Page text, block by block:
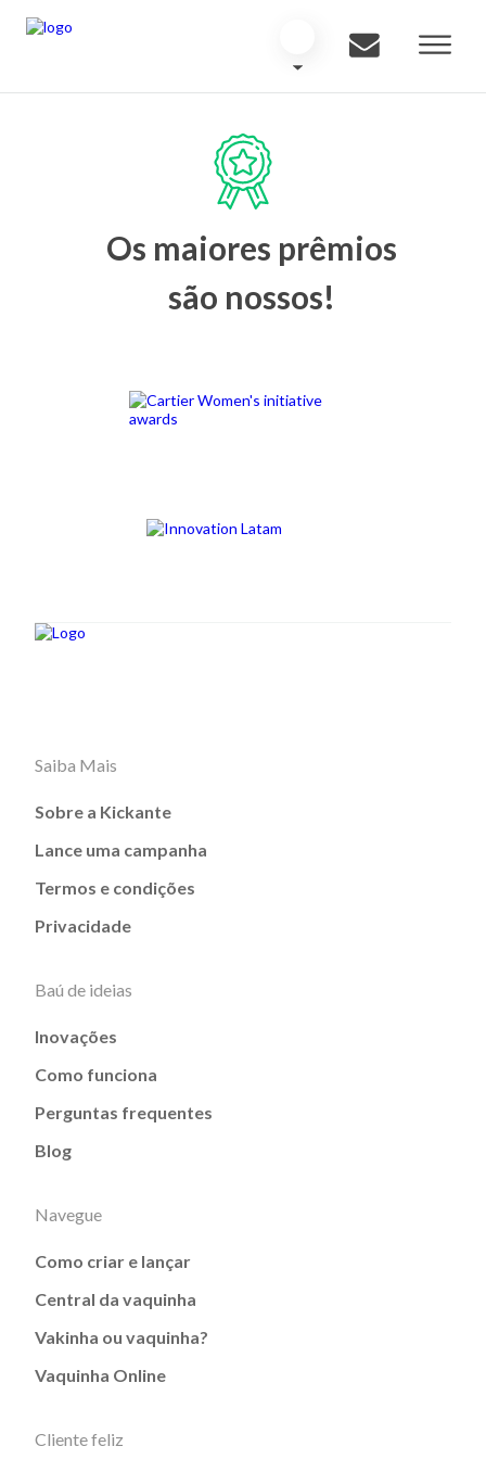
Os maiores prêmios
são nossos!
Saiba Mais
Sobre a Kickante
Lance uma campanha
Termos e condições
Privacidade
Baú de ideias
Inovações
Como funciona
Perguntas frequentes
Blog
Navegue
Como criar e lançar
Central da vaquinha
Vakinha ou vaquinha?
Vaquinha Online
Cliente feliz